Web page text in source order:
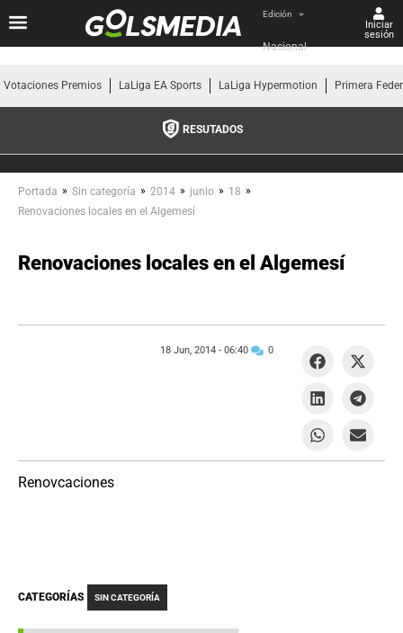
Edición
Nacional
Iniciar
sesión
Votaciones Premios LaLiga EA Sports LaLiga Hypermotion Primera
RESUTADOS
Portada » Sin categoría » 2014 » junio » 18 »
Renovaciones locales en el Algemesí
Renovaciones locales en el Algemesí
Renovcaciones
18 Jun, 2014 - 06:40 0
CATEGORÍAS SIN CATEGORÍA